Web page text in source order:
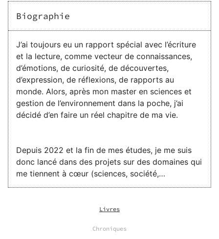
Biographie
J’ai toujours eu un rapport spécial avec l’écriture
et la lecture, comme vecteur de connaissances,
d’émotions, de curiosité, de découvertes,
d’expression, de réflexions, de rapports au
monde. Alors, après mon master en sciences et
gestion de l’environnement dans la poche, j’ai
décidé d’en faire un réel chapitre de ma vie.
Depuis 2022 et la fin de mes études, je me suis
donc lancé dans des projets sur des domaines qui
me tiennent à cœur (sciences, société,
philosophie, sport, pédagogie, etc.)
Il est tout à fait possible de s’intéresser et de
Livres
Chroniques